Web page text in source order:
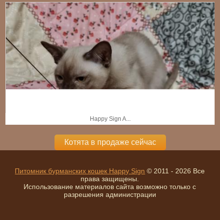
Happy Sign A...
Котята в продаже сейчас
Питомник бурманских кошек Happy Sign © 2011 - 2026 Все
права защищены.
Использование материалов сайта возможно только с
разрешения администрации